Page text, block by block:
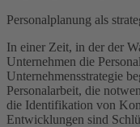
Personalplanung als
In einer Zeit, in der der
Unternehmen die
Unternehmensstrategie
Personalarbeit, die
die Identifikation von
Entwicklungen sind